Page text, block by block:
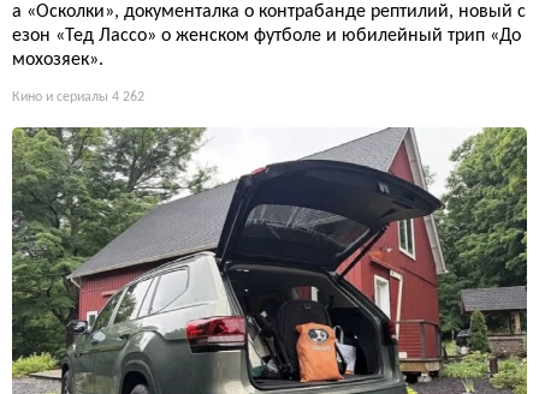
а «Осколки», документалка о контрабанде рептилий, новый с
езон «Тед Лассо» о женском футболе и юбилейный трип «До
мохозяек».
Кино и сериалы 4 262